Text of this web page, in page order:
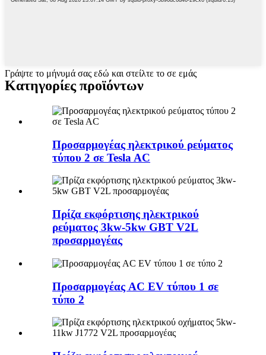
Γράψτε το μήνυμά σας εδώ και στείλτε το σε εμάς
Κατηγορίες προϊόντων
Προσαρμογέας ηλεκτρικού ρεύματος
τύπου 2 σε Tesla AC
Πρίζα εκφόρτισης ηλεκτρικού
ρεύματος 3kw-5kw GBT V2L
προσαρμογέας
Προσαρμογέας AC EV τύπου 1 σε
τύπο 2